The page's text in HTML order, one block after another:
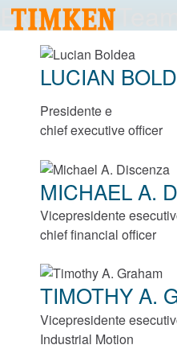
Responsabilità
Executive Team
LUCIAN
Presidente e
chief executive officer
MICHAEL A.
Vicepresidente
chief financial officer
TIMOTHY A.
Vicepresidente
Industrial Motion